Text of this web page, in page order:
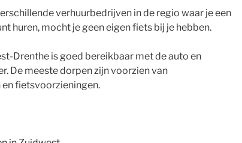
verhuurbedrijven in de regio waar je een
huren, mocht je geen eigen fiets bij je hebben.
Drenthe is goed bereikbaar met de auto en
De meeste dorpen zijn voorzien van
fietsvoorzieningen.